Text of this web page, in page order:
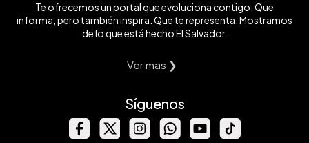
Te ofrecemos un portal que evoluciona contigo. Que
informa, pero también inspira. Que te representa. Mostramos
de lo que está hecho El Salvador.
Ver mas ❯
Síguenos